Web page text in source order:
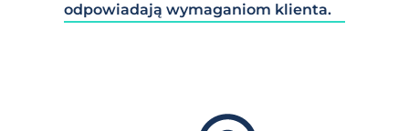
odpowiadają wymaganiom klienta.